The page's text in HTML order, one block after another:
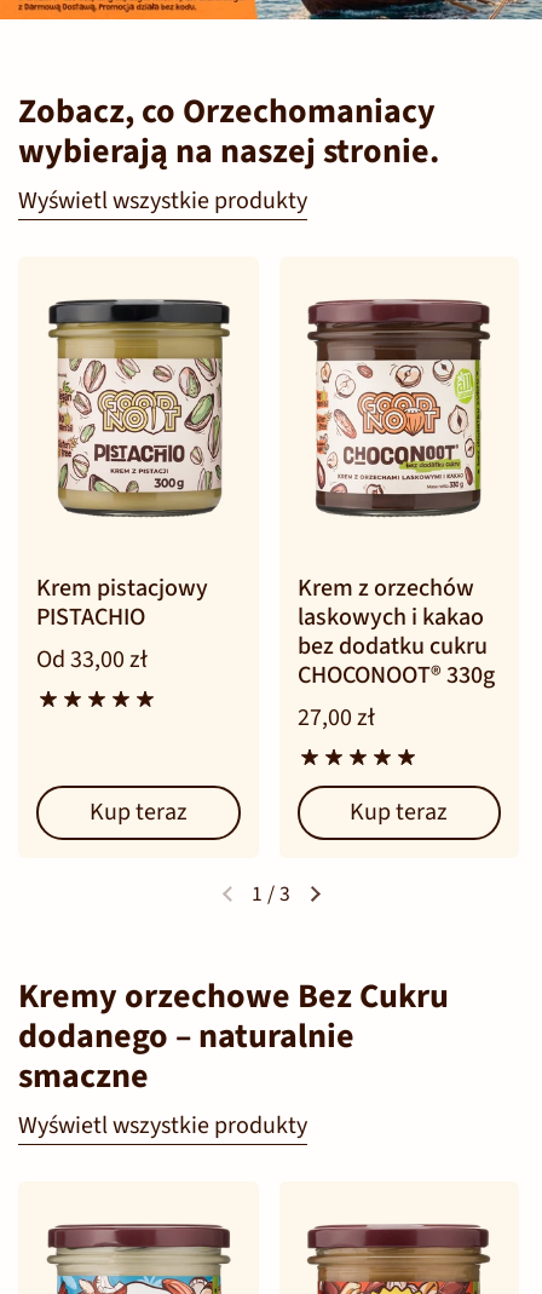
Zobacz, co Orzechomaniacy
wybierają na naszej stronie.
Wyświetl wszystkie produkty
Krem pistacjowy
PISTACHIO
Od 33,00 zł
Kup teraz
Krem z orzechów
laskowych i kakao
bez dodatku cukru
CHOCONOOT® 330g
27,00 zł
Kup teraz
1 /3
Kremy orzechowe Bez Cukru
dodanego – naturalnie
smaczne
Wyświetl wszystkie produkty